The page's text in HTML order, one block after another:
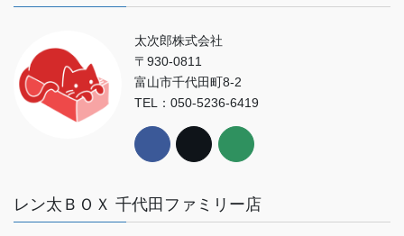
太次郎株式会社
〒930-0811
富山市千代田町8-2
TEL：050-5236-6419
レン太ＢＯＸ 千代田ファミリー店